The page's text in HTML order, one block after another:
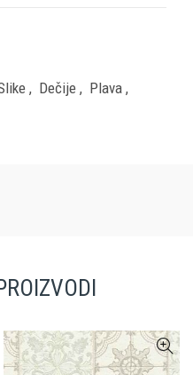
, Dečije , Plava ,